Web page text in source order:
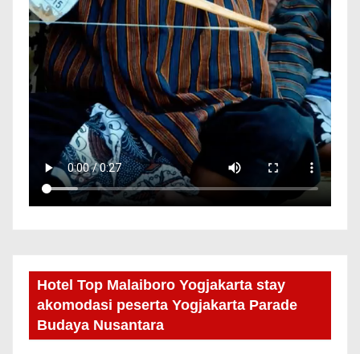
Hotel Top Malaiboro Yogjakarta stay
akomodasi peserta Yogjakarta Parade
Budaya Nusantara